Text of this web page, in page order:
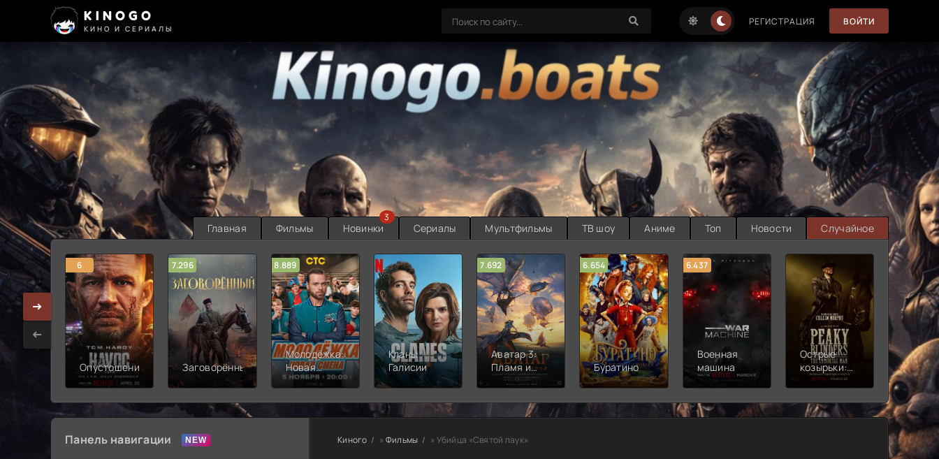
KINOGO
КИНО И СЕРИАЛЫ
РЕГИСТРАЦИЯ ВОЙТИ
Главная Фильмы Новинки
3
Сериалы Мультфильмы ТВ шоу Аниме Топ Новости Случайное
6
Опустошение
7.296
Заговорённый
8.889
Молодёжка:
Новая
смена
Кланы
Галисии
7.692
Аватар 3:
Пламя и
пепел
6.654
Буратино
6.437
Военная
машина
Острые
козырьки:
Бессмертный
7.187
2
Панель навигации Киного » Фильмы » Убийца «Святой паук»